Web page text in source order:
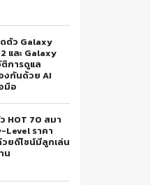
ตัว Galaxy
และ Galaxy
การดูแล
งกันด้วย AI
มือ
HOT 70 สมา
Level ราคา
ยดีไซน์มีลูกเล่น
น